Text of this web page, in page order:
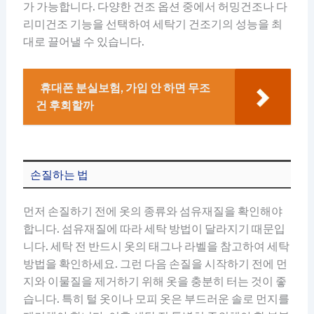
가 가능합니다. 다양한 건조 옵션 중에서 허밍건조나 다
리미건조 기능을 선택하여 세탁기 건조기의 성능을 최
대로 끌어낼 수 있습니다.
휴대폰 분실보험, 가입 안 하면 무조
건 후회할까
손질하는 법
먼저 손질하기 전에 옷의 종류와 섬유재질을 확인해야
합니다. 섬유재질에 따라 세탁 방법이 달라지기 때문입
니다. 세탁 전 반드시 옷의 태그나 라벨을 참고하여 세탁
방법을 확인하세요. 그런 다음 손질을 시작하기 전에 먼
지와 이물질을 제거하기 위해 옷을 충분히 터는 것이 좋
습니다. 특히 털 옷이나 모피 옷은 부드러운 솔로 먼지를